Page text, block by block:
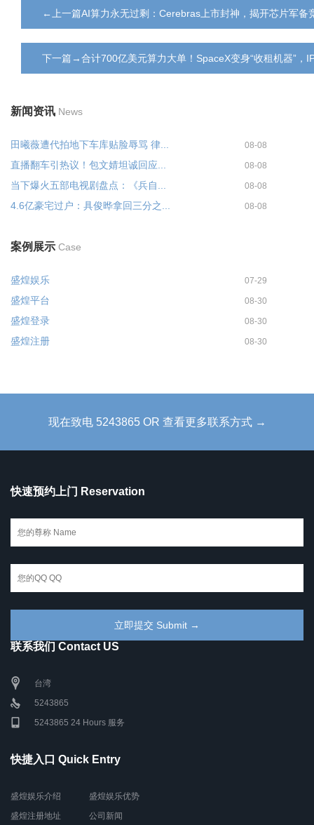
←上一篇AI算力永无过剩：Cerebras上市封神，揭开芯片军备
下一篇→合计700亿美元算力大单！SpaceX变身“收租机器”，
新闻资讯 News
田曦薇遭代拍地下车库贴脸辱骂 律... 08-08
直播翻车引热议！包文婧坦诚回应... 08-08
当下爆火五部电视剧盘点：《兵自... 08-08
4.6亿豪宅过户：具俊晔拿回三分之... 08-08
案例展示 Case
盛煌娱乐 07-29
盛煌平台 08-30
盛煌登录 08-30
盛煌注册 08-30
现在致电 5243865 OR 查看更多联系方式 →
快速预约上门 Reservation
联系我们 Contact US
台湾
5243865
5243865 24 Hours 服务
快捷入口 Quick Entry
盛煌娱乐介绍
盛煌注册地址
盛煌娱乐优势
公司新闻